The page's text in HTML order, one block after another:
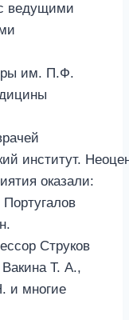
ведущими
им. П.Ф.
институт.
оказали:
Струков
Т. А.,
и многие